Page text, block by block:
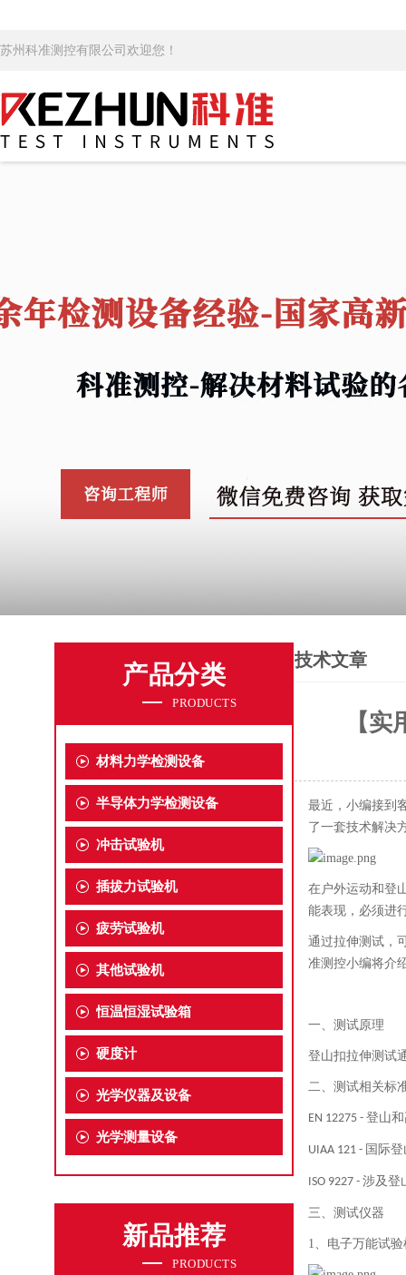
苏州科准测控有限公司欢迎您！
产品分类
PRODUCTS
材料力学检测设备
半导体力学检测设备
冲击试验机
插拔力试验机
疲劳试验机
其他试验机
恒温恒湿试验箱
硬度计
光学仪器及设备
光学测量设备
新品推荐
PRODUCTS
技术文章
【
最近，小编接到
了一套技术解决
在户外运动和登
能表现，必须进
通过拉伸测试，
准测控小编将介
一、 测试原理
登山扣拉伸测试
二、 测试相关标
EN 12275 - 登山
UIAA 121 - 国际
ISO 9227 - 涉及登
三、 测试仪器
1、 电子万能试验